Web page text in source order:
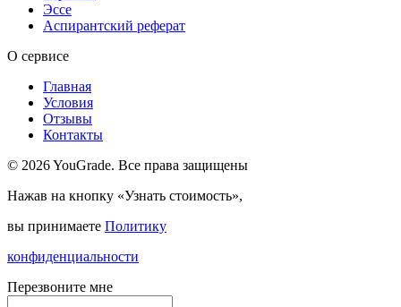
Эссе
Аспирантский реферат
О сервисе
Главная
Условия
Отзывы
Контакты
© 2026 YouGrade. Все права защищены
Нажав на кнопку «Узнать стоимость»,
вы принимаете Политику
конфиденциальности
Перезвоните мне